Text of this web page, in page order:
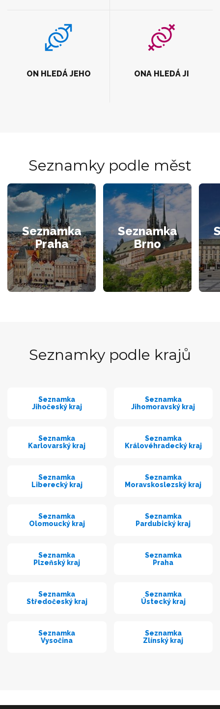
ON HLEDÁ JEHO ONA HLEDÁ JI
Seznamky podle měst
Seznamka
Praha
Seznamka
Brno
Seznamky podle krajů
Seznamka
Jihočeský kraj
Seznamka
Jihomoravský kraj
Seznamka
Karlovarský kraj
Seznamka
Královéhradecký kraj
Seznamka
Liberecký kraj
Seznamka
Moravskoslezský kraj
Seznamka
Olomoucký kraj
Seznamka
Pardubický kraj
Seznamka
Plzeňský kraj
Seznamka
Praha
Seznamka
Středočeský kraj
Seznamka
Ústecký kraj
Seznamka
Vysočina
Seznamka
Zlínský kraj